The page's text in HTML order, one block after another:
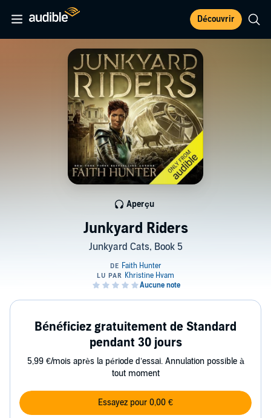
Découvrir
Junkyard Riders
Junkyard Cats, Book 5
Aperçu
Bénéficiez gratuitement de Standard
pendant 30 jours
5,99 €/mois après la période d’essai. Annulation possible à
tout moment
Essayez pour 0,00 €